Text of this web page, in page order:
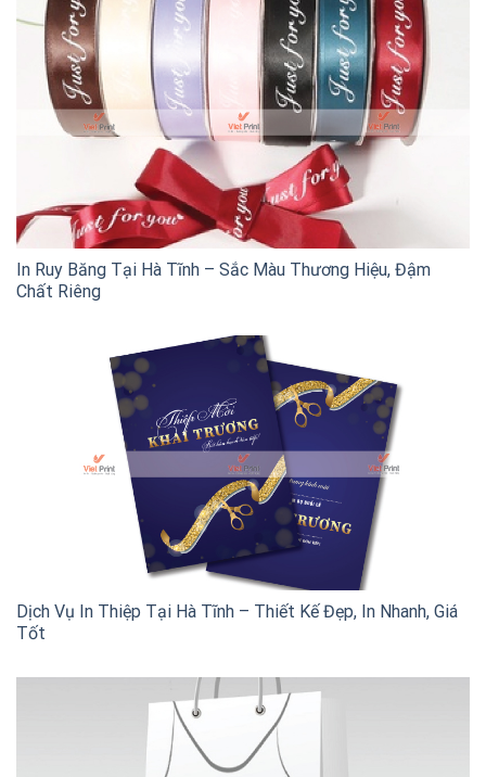
In Ruy Băng Tại Hà Tĩnh – Sắc Màu Thương Hiệu, Đậm
Chất Riêng
Dịch Vụ In Thiệp Tại Hà Tĩnh – Thiết Kế Đẹp, In Nhanh, Giá
Tốt